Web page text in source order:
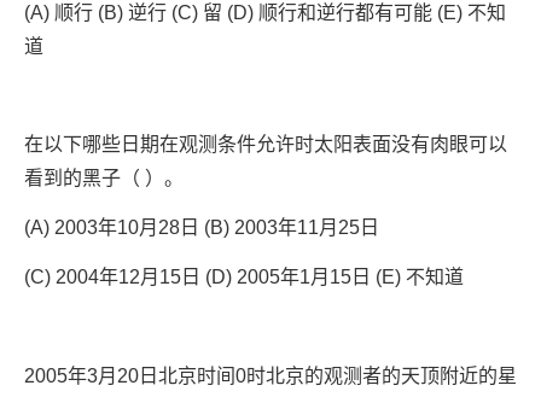
(A) 顺行 (B) 逆行 (C) 留 (D) 顺行和逆行都有可能 (E) 不知
道
在以下哪些日期在观测条件允许时太阳表面没有肉眼可以
看到的黑子（ ）。
(A) 2003年10月28日 (B) 2003年11月25日
(C) 2004年12月15日 (D) 2005年1月15日 (E) 不知道
2005年3月20日北京时间0时北京的观测者的天顶附近的星